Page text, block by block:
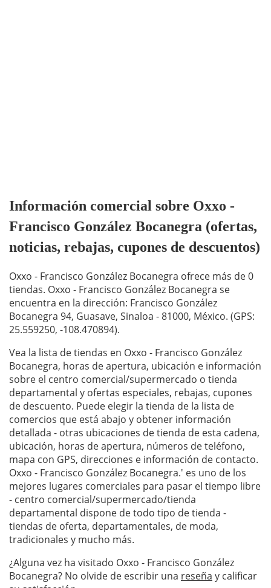
Información comercial sobre Oxxo -
Francisco González Bocanegra (ofertas,
noticias, rebajas, cupones de descuentos)
Oxxo - Francisco González Bocanegra ofrece más de 0
tiendas. Oxxo - Francisco González Bocanegra se
encuentra en la dirección: Francisco González
Bocanegra 94, Guasave, Sinaloa - 81000, México. (GPS:
25.559250, -108.470894).
Vea la lista de tiendas en Oxxo - Francisco González
Bocanegra, horas de apertura, ubicación e información
sobre el centro comercial/supermercado o tienda
departamental y ofertas especiales, rebajas, cupones
de descuento. Puede elegir la tienda de la lista de
comercios que está abajo y obtener información
detallada - otras ubicaciones de tienda de esta cadena,
ubicación, horas de apertura, números de teléfono,
mapa con GPS, direcciones e información de contacto.
Oxxo - Francisco González Bocanegra.' es uno de los
mejores lugares comerciales para pasar el tiempo libre
- centro comercial/supermercado/tienda
departamental dispone de todo tipo de tienda -
tiendas de oferta, departamentales, de moda,
tradicionales y mucho más.
¿Alguna vez ha visitado Oxxo - Francisco González
Bocanegra? No olvide de escribir una reseña y calificar